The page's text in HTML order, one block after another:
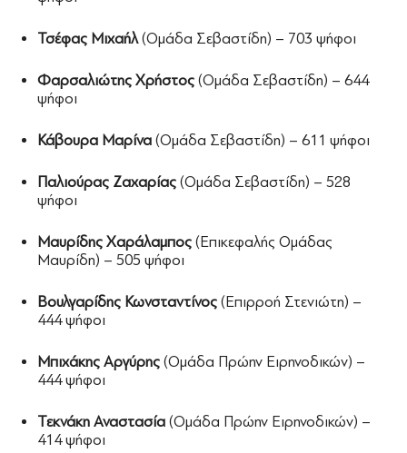
Τσέφας Μιχαήλ(Ομάδα Σεβαστίδη) – 703 ψήφοι
Φαρσαλιώτης Χρήστος (Ομάδα Σεβαστίδη) – 644
ψήφοι
Κάβουρα Μαρίνα (Ομάδα Σεβαστίδη) – 611 ψήφοι
Παλιούρας Ζαχαρίας (Ομάδα Σεβαστίδη) – 528
ψήφοι
Μαυρίδης Χαράλαμπος (Επικεφαλής Ομάδας
Μαυρίδη) – 505 ψήφοι
Βουλγαρίδης Κωνσταντίνος (Επιρροή Στενιώτη) –
444 ψήφοι
Μπιχάκης Αργύρης (Ομάδα Πρώην Ειρηνοδικών) –
444 ψήφοι
Τεκνάκη Αναστασία (Ομάδα Πρώην Ειρηνοδικών) –
414 ψήφοι